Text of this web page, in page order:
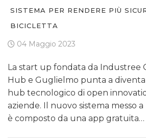
SISTEMA PER RENDERE PIÙ
BICICLETTA
04 Maggio 2023
La start up fondata da Industree
Hub e Guglielmo punta a
hub tecnologico di open
aziende. Il nuovo sistema messo
è composto da una app gratuita…